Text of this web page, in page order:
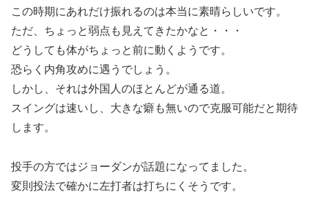
この時期にあれだけ振れるのは本当に素晴らしいです。
ただ、ちょっと弱点も見えてきたかなと・・・
どうしても体がちょっと前に動くようです。
恐らく内角攻めに遇うでしょう。
しかし、それは外国人のほとんどが通る道。
スイングは速いし、大きな癖も無いので克服可能だと期待
します。
投手の方ではジョーダンが話題になってました。
変則投法で確かに左打者は打ちにくそうです。